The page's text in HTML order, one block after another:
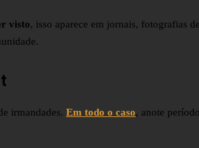
visto, isso aparece em jornais, fotografias
irmandades. Em todo o caso, anote